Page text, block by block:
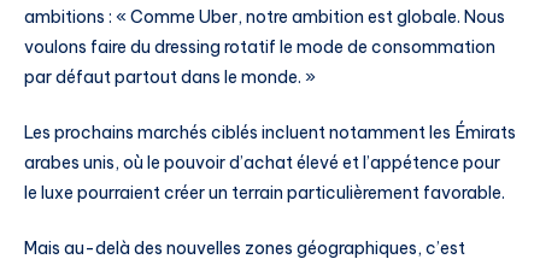
ambitions : « Comme Uber, notre ambition est globale. Nous
voulons faire du dressing rotatif le mode de consommation
par défaut partout dans le monde. »
Les prochains marchés ciblés incluent notamment les Émirats
arabes unis, où le pouvoir d’achat élevé et l’appétence pour
le luxe pourraient créer un terrain particulièrement favorable.
Mais au-delà des nouvelles zones géographiques, c’est